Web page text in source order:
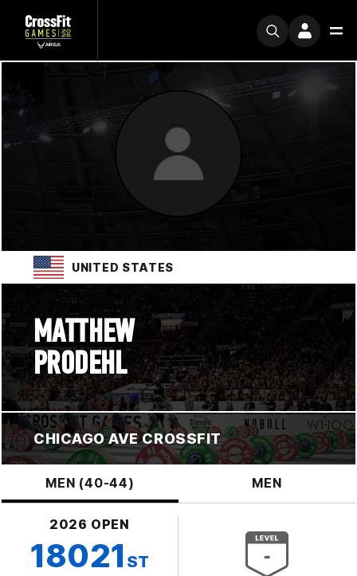
UNITED STATES
MATTHEW
PRODEHL
CHICAGO AVE CROSSFIT
MEN (40-44) MEN
2026 OPEN
18021 ST